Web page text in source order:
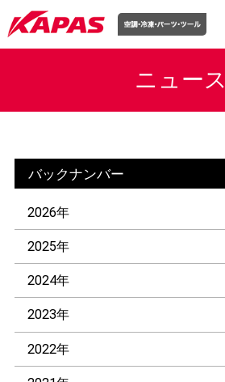
ニュース
バックナンバー
2026年
2025年
2024年
2023年
2022年